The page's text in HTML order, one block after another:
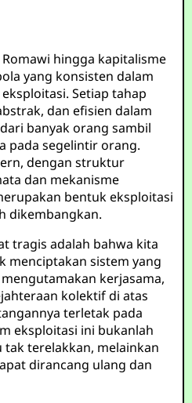
hingga kapitalisme
yang konsisten dalam
Setiap tahap
dan efisien dalam
banyak orang sambil
pada segelintir orang.
dengan struktur
dan mekanisme
bentuk eksploitasi
dikembangkan.
tragis adalah bahwa kita
menciptakan sistem yang
kerjasama,
kolektif di atas
terletak pada
eksploitasi ini bukanlah
tak terelakkan, melainkan
dirancang ulang dan